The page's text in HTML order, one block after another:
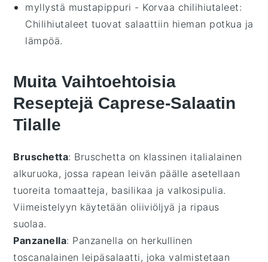
myllystä mustapippuri - Korvaa chilihiutaleet:
Chilihiutaleet tuovat salaattiin hieman potkua ja
lämpöä.
Muita Vaihtoehtoisia
Reseptejä Caprese-Salaatin
Tilalle
Bruschetta: Bruschetta on klassinen italialainen
alkuruoka, jossa rapean leivän päälle asetellaan
tuoreita tomaatteja , basilikaa javalkosipulia.
Viimeistelyyn käytetään oliiviöljyä ja ripaus
suolaa.
Panzanella: Panzanella on herkullinen
toscanalainen leipäsalaatti , joka valmistetaan